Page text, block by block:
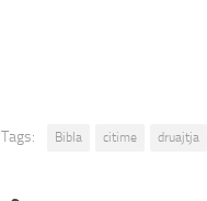
Tags: Bibla citime druajtja